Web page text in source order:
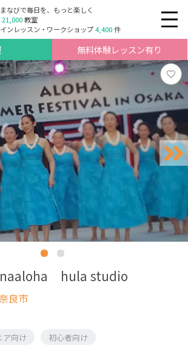
なびで毎日を、もっと楽しく
21,000教室
ンレッスン・ワークショップ4,400件
無料体験レッスン有り
hula studio
良市
ア向け 初心者向け